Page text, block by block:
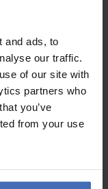
and ads, to
our traffic.
of our site with
partners who
you’ve
from your use
tra
varia dal
metallici. Ogni